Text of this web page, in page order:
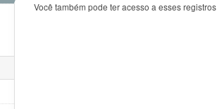
Você também pode ter acesso a esses